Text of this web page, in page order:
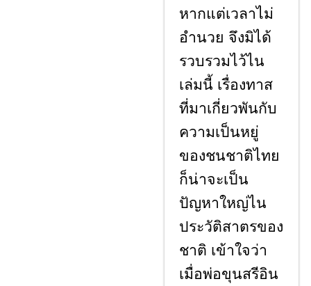
หากแต่เวลาไม่
อำนวย จึงมิได้
รวบรวมไว้ไน
เล่มนี้ เรื่องทาส
ที่มาเกี่ยวพันกับ
ความเป็นหยู่
ของชนชาติไทย
ก็น่าจะเป็น
ปัญหาใหญ่ไน
ประวัติสาตรของ
ชาติ เข้าใจว่า
เมื่อพ่อขุนสรีอิน